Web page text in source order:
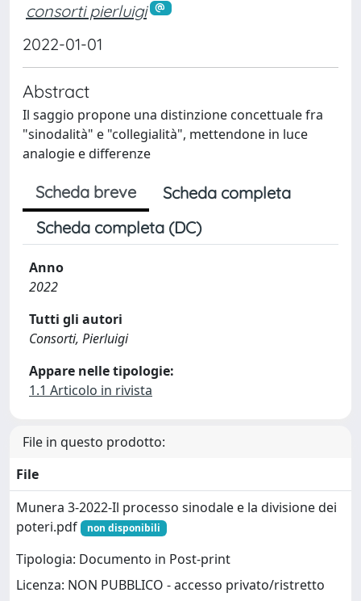
consorti pierluigi
2022-01-01
Abstract
Il saggio propone una distinzione concettuale fra
"sinodalità" e "collegialità", mettendone in luce
analogie e differenze
Scheda breve
Scheda completa
Scheda completa (DC)
Anno
2022
Tutti gli autori
Consorti, Pierluigi
Appare nelle tipologie:
1.1 Articolo in rivista
File in questo prodotto:
File
Munera 3-2022-Il processo sinodale e la divisione dei
poteri.pdf
non disponibili
Tipologia: Documento in Post-print
Licenza: NON PUBBLICO - accesso privato/ristretto